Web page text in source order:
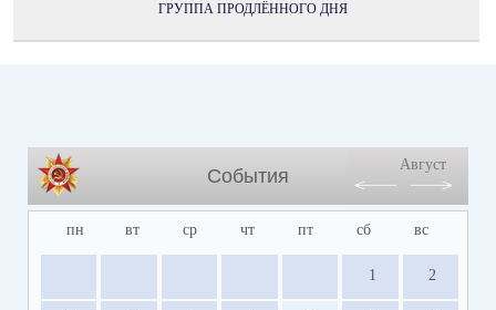
ГРУППА ПРОДЛЁННОГО ДНЯ
События
Август
пн вт ср чт пт сб вс
1 2